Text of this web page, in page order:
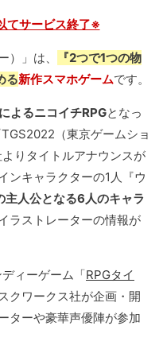
サービス終了※
）」は、
『2つで1つの物
る新作スマホゲームです。
よるニコイチRPGとなっ
（東京ゲームショ
りタイトルアナウンスが
ンキャラクターの1人『ウ
主人公となる6人のキャラ
ラストレーターの情報が
ィーゲーム「RPGタイ
クワークス社が企画・開
ターや豪華声優陣が参加